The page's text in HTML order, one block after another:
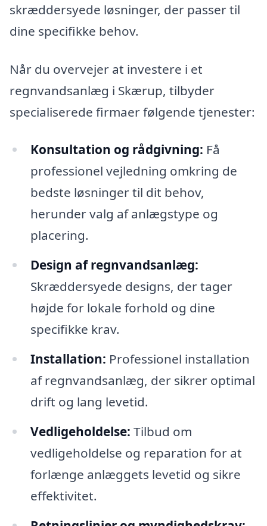
skræddersyede løsninger, der passer til
dine specifikke behov.
Når du overvejer at investere i et
regnvandsanlæg i Skærup, tilbyder
specialiserede firmaer følgende tjenester:
Konsultation og rådgivning: Få
professionel vejledning omkring de
bedste løsninger til dit behov,
herunder valg af anlægstype og
placering.
Design af regnvandsanlæg:
Skræddersyede designs, der tager
højde for lokale forhold og dine
specifikke krav.
Installation: Professionel installation
af regnvandsanlæg, der sikrer optimal
drift og lang levetid.
Vedligeholdelse: Tilbud om
vedligeholdelse og reparation for at
forlænge anlæggets levetid og sikre
effektivitet.